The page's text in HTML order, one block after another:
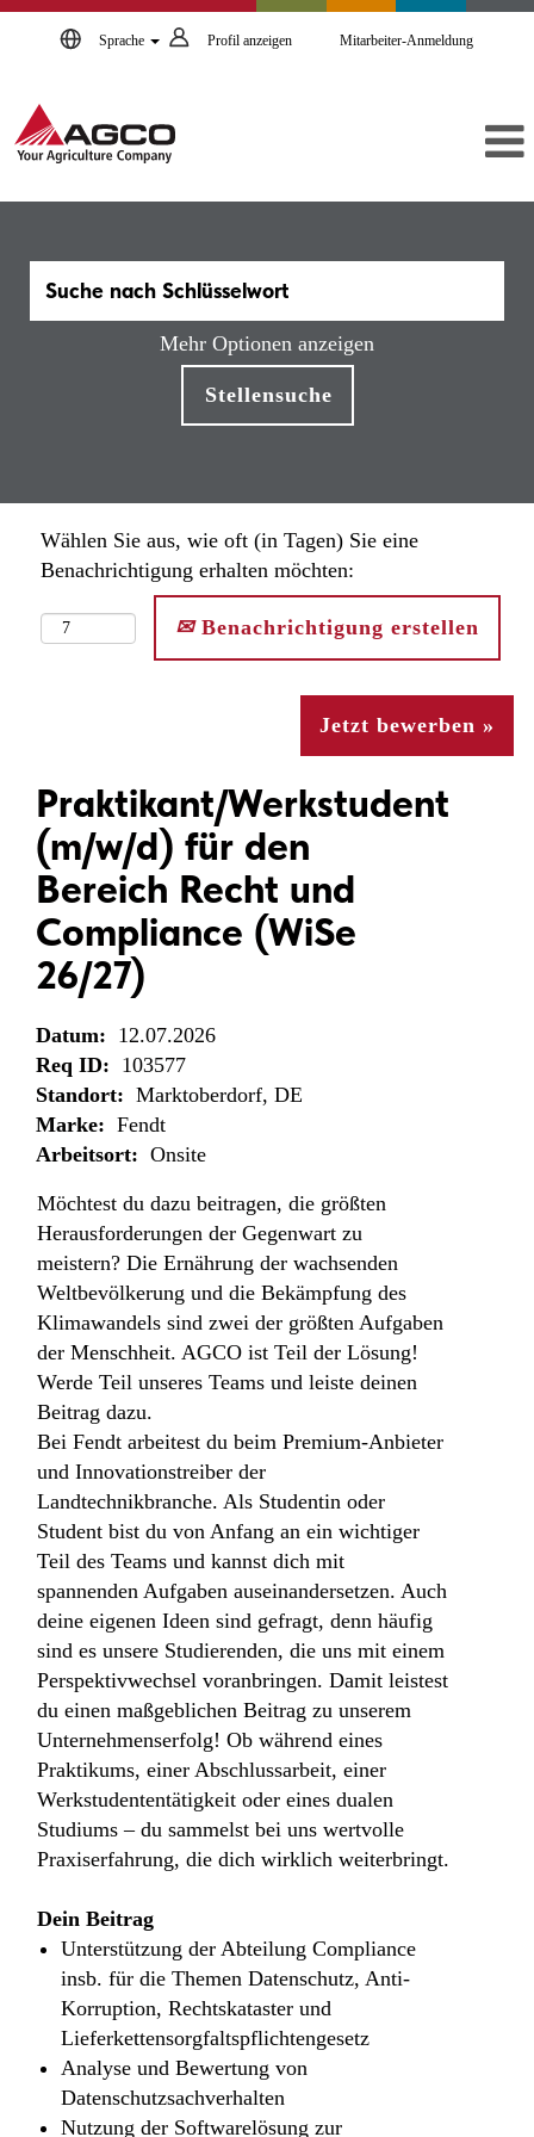
Sprache Profil anzeigen Mitarbeiter-Anmeldung
Mehr Optionen anzeigen
Wählen Sie aus, wie oft (in Tagen) Sie eine
Benachrichtigung erhalten möchten:
Benachrichtigung erstellen
Jetzt bewerben »
Praktikant/Werkstudent
(m/w/d) für den
Bereich Recht und
Compliance (WiSe
26/27)
Datum: 12.07.2026
Req ID: 103577
Standort: Marktoberdorf, DE
Marke: Fendt
Arbeitsort: Onsite
Möchtest du dazu beitragen, die größten
Herausforderungen der Gegenwart zu
meistern? Die Ernährung der wachsenden
Weltbevölkerung und die Bekämpfung des
Klimawandels sind zwei der größten Aufgaben
der Menschheit. AGCO ist Teil der Lösung!
Werde Teil unseres Teams und leiste deinen
Beitrag dazu.
Bei Fendt arbeitest du beim Premium-Anbieter
und Innovationstreiber der
Landtechnikbranche. Als Studentin oder
Student bist du von Anfang an ein wichtiger
Teil des Teams und kannst dich mit
spannenden Aufgaben auseinandersetzen. Auch
deine eigenen Ideen sind gefragt, denn häufig
sind es unsere Studierenden, die uns mit einem
Perspektivwechsel voranbringen. Damit leistest
du einen maßgeblichen Beitrag zu unserem
Unternehmenserfolg! Ob während eines
Praktikums, einer Abschlussarbeit, einer
Werkstudententätigkeit oder eines dualen
Studiums – du sammelst bei uns wertvolle
Praxiserfahrung, die dich wirklich weiterbringt.
Dein Beitrag
Unterstützung der Abteilung Compliance
insb. für die Themen Datenschutz, Anti-
Korruption, Rechtskataster und
Lieferkettensorgfaltspflichtengesetz
Analyse und Bewertung von
Datenschutzsachverhalten
Nutzung der Softwarelösung zur